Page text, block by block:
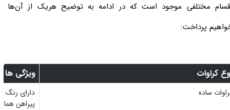
مختلفی موجود است که در ادامه به توضیح هریک از آن‌ها
پرداخت:
کراوات ویژگی ها
ساده
دارای رنگ
پیراهن